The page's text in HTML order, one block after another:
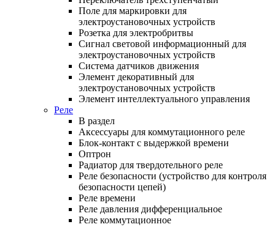
Поле для маркировки для
электроустановочных устройств
Розетка для электробритвы
Сигнал световой информационный для
электроустановочных устройств
Система датчиков движения
Элемент декоративный для
электроустановочных устройств
Элемент интеллектуального управления
Реле
В раздел
Аксессуары для коммутационного реле
Блок-контакт с выдержкой времени
Оптрон
Радиатор для твердотельного реле
Реле безопасности (устройство для контроля
безопасности цепей)
Реле времени
Реле давления дифференциальное
Реле коммутационное